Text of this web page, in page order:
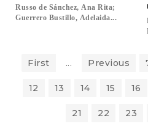
Russo de Sánchez, Ana Rita;
Guerrero Bustillo, Adelaida...
First ... Previous
12 13 14 15 16
21 22 23